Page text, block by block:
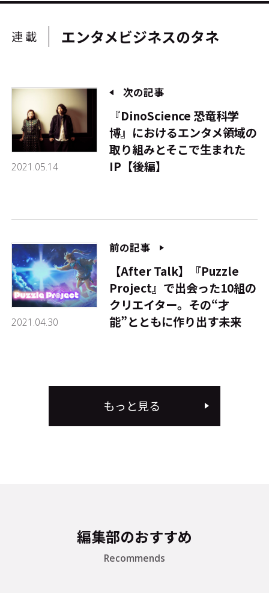
連載 エンタメビジネスのタネ
2021.05.14
次の記事
『DinoScience 恐竜科学
博』におけるエンタメ領域の
取り組みとそこで生まれた
IP【後編】
2021.04.30
前の記事
【After Talk】『Puzzle
Project』で出会った10組の
クリエイター。その“才
能”とともに作り出す未来
もっと見る
編集部のおすすめ
Recommends